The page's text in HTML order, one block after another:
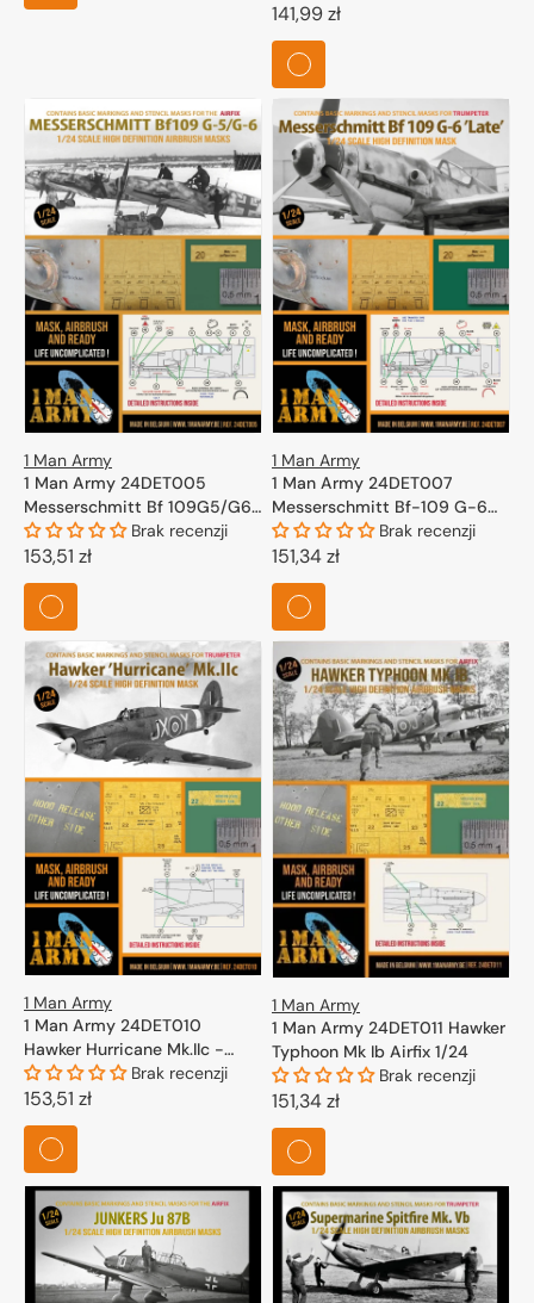
Cena
regularna
141,99 zł
1 Man Army
1 Man Army 24DET005
Messerschmitt Bf 109G5/G6
(Airfix) 1/24
Brak recenzji
Cena
regularna
153,51 zł
1 Man Army
1 Man Army 24DET007
Messerschmitt Bf-109 G-6
Late - High Definition
Airbrush Masks for Trumpeter
1/24
Brak recenzji
Cena
regularna
151,34 zł
1 Man Army
1 Man Army 24DET010
Hawker Hurricane Mk.IIc -
High Definition Airbrush
Masks for Trumpeter kits 1/24
Brak recenzji
Cena
regularna
153,51 zł
1 Man Army
1 Man Army 24DET011 Hawker
Typhoon Mk Ib Airfix 1/24
Brak recenzji
Cena
regularna
151,34 zł